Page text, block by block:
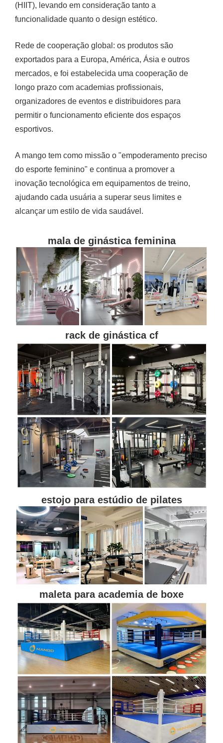
(HIIT), levando em consideração tanto a
funcionalidade quanto o design estético.
Rede de cooperação global: os produtos são
exportados para a Europa, América, Ásia e outros
mercados, e foi estabelecida uma cooperação de
longo prazo com academias profissionais,
organizadores de eventos e distribuidores para
permitir o funcionamento eficiente dos espaços
esportivos.
A mango tem como missão o "empoderamento preciso
do esporte feminino" e continua a promover a
inovação tecnológica em equipamentos de treino,
ajudando cada usuária a superar seus limites e
alcançar um estilo de vida saudável.
mala de ginástica feminina
rack de ginástica cf
estojo para estúdio de pilates
maleta para academia de boxe